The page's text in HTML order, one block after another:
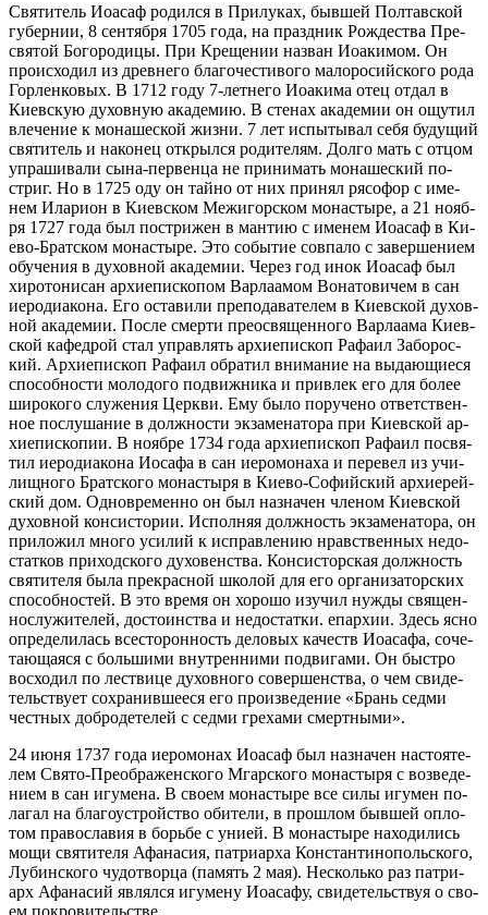
Свя­ти­тель Иоасаф ро­дил­ся в При­лу­ках, быв­шей Пол­тав­ской
гу­бер­нии, 8 сен­тяб­ря 1705 го­да, на празд­ник Рож­де­ства Пре­
свя­той Бо­го­ро­ди­цы. При Кре­ще­нии на­зван Иоаки­мом. Он
про­ис­хо­дил из древ­не­го бла­го­че­сти­во­го ма­ло­ро­сий­ско­го ро­да
Гор­лен­ко­вых. В 1712 го­ду 7-лет­не­го Иоаки­ма отец от­дал в
Ки­ев­скую ду­хов­ную ака­де­мию. В сте­нах ака­де­мии он ощу­тил
вле­че­ние к мо­на­ше­ской жиз­ни. 7 лет ис­пы­ты­вал се­бя бу­ду­щий
свя­ти­тель и на­ко­нец от­крыл­ся ро­ди­те­лям. Дол­го мать с от­цом
упра­ши­ва­ли сы­на-пер­вен­ца не при­ни­мать мо­на­ше­ский по­
стриг. Но в 1725 оду он тай­но от них при­нял ря­со­фор с име­
нем Ила­ри­он в Ки­ев­ском Ме­жи­гор­ском мо­на­сты­ре, а 21 но­яб­
ря 1727 го­да был по­стри­жен в ман­тию с име­нем Иоасаф в Ки­
е­во-Брат­ском мо­на­сты­ре. Это со­бы­тие сов­па­ло с за­вер­ше­ни­ем
обу­че­ния в ду­хов­ной ака­де­мии. Через год инок Иоасаф был
хи­ро­то­ни­сан ар­хи­епи­ско­пом Вар­ла­а­мом Во­на­то­ви­чем в сан
иеро­ди­а­ко­на. Его оста­ви­ли пре­по­да­ва­те­лем в Ки­ев­ской ду­хов­
ной ака­де­мии. По­сле смер­ти прео­свя­щен­но­го Вар­ла­а­ма Ки­ев­
ской ка­фед­рой стал управ­лять ар­хи­епи­скоп Ра­фа­ил За­бо­рос­
кий. Ар­хи­епи­скоп Ра­фа­ил об­ра­тил вни­ма­ние на вы­да­ю­щи­е­ся
спо­соб­но­сти мо­ло­до­го по­движ­ни­ка и при­влек его для бо­лее
ши­ро­ко­го слу­же­ния Церк­ви. Ему бы­ло по­ру­че­но от­вет­ствен­
ное по­слу­ша­ние в долж­но­сти эк­за­ме­на­то­ра при Ки­ев­ской ар­
хи­епи­ско­пии. В но­яб­ре 1734 го­да ар­хи­епи­скоп Ра­фа­ил по­свя­
тил иеро­ди­а­ко­на Иоса­фа в сан иеро­мо­на­ха и пе­ре­вел из учи­
лищ­но­го Брат­ско­го мо­на­сты­ря в Ки­е­во-Со­фий­ский ар­хи­ерей­
ский дом. Од­новре­мен­но он был на­зна­чен чле­ном Ки­ев­ской
ду­хов­ной кон­си­сто­рии. Ис­пол­няя долж­ность эк­за­ме­на­то­ра, он
при­ло­жил мно­го уси­лий к ис­прав­ле­нию нрав­ствен­ных недо­
стат­ков при­ход­ско­го ду­хо­вен­ства. Кон­сис­тор­ская долж­ность
свя­ти­те­ля бы­ла пре­крас­ной шко­лой для его ор­га­ни­за­тор­ских
спо­соб­но­стей. В это вре­мя он хо­ро­шо изу­чил нуж­ды свя­щен­
но­слу­жи­те­лей, до­сто­ин­ства и недо­стат­ки. епар­хии. Здесь яс­но
опре­де­ли­лась все­сто­рон­ность де­ло­вых ка­честв Иоаса­фа, со­че­
та­ю­ща­я­ся с боль­ши­ми внут­рен­ни­ми по­дви­га­ми. Он быст­ро
вос­хо­дил по лествице ду­хов­но­го со­вер­шен­ства, о чем сви­де­
тель­ству­ет со­хра­нив­ше­е­ся его про­из­ве­де­ние «Брань сед­ми
чест­ных доб­ро­де­те­лей с сед­ми гре­ха­ми смерт­ны­ми».
24 июня 1737 го­да иеро­мо­нах Иоасаф был на­зна­чен на­сто­я­те­
лем Свя­то-Пре­об­ра­жен­ско­го Мгар­ско­го мо­на­сты­ря с воз­ве­де­
ни­ем в сан игу­ме­на. В сво­ем мо­на­сты­ре все си­лы игу­мен по­
ла­гал на бла­го­устрой­ство оби­те­ли, в про­шлом быв­шей опло­
том пра­во­сла­вия в борь­бе с уни­ей. В мо­на­сты­ре на­хо­ди­лись
мо­щи свя­ти­те­ля Афа­на­сия, пат­ри­ар­ха Кон­стан­ти­но­поль­ско­го,
Лу­бин­ско­го чу­до­твор­ца (па­мять 2 мая). Несколь­ко раз пат­ри­
арх Афа­на­сий яв­лял­ся игу­ме­ну Иоаса­фу, сви­де­тель­ствуя о сво­
ем по­кро­ви­тель­стве.